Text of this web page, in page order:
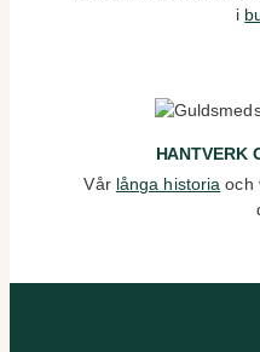
i
HANTVERK
Vår långa historia och